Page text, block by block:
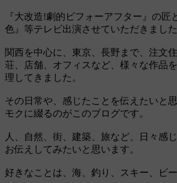
『大改造!劇的ビフォーアフター』の匠
色』等テレビ出演させていただきました
関西を中心に、東京、長野まで、注文
荘、店舗、オフィスなど、様々な作品
理してきました。
その日常や、感じたことを伝えたいと
モクに綴るのがこのブログです。
人、自然、街、建築、旅など、日々感
お伝えしてみたいと思います。
好きなことは、海、釣り、スキー、ビ